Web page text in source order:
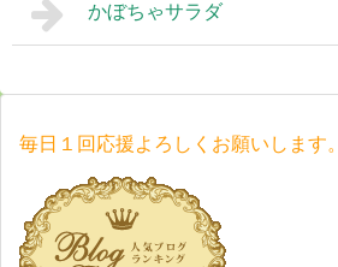
かぼちゃサラダ
毎日１回応援よろしくお願いします。